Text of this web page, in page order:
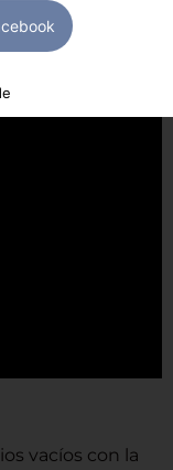
de
para você
vacíos con la